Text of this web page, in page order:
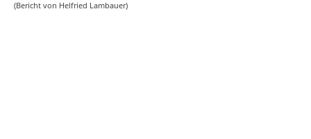
(Bericht von Helfried Lambauer)